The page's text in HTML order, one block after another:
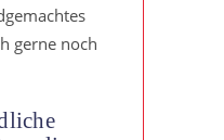
gerne noch